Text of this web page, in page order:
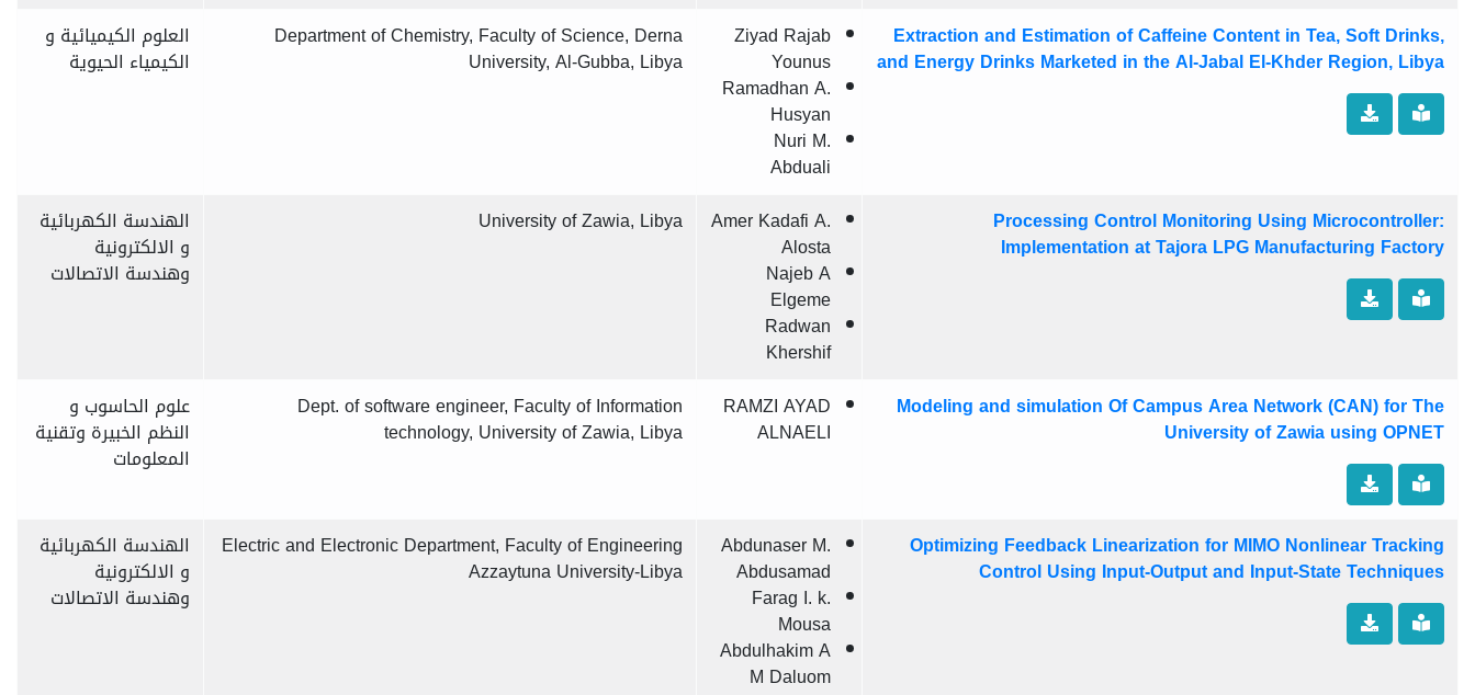
Extraction and Estimation of Caffeine Content in Tea, Soft Drinks,
and Energy Drinks Marketed in the Al-Jabal El-Khder Region, Libya
Ziyad Rajab
Younus
Ramadhan A.
Husyan
Nuri M.
Abduali
Department of Chemistry, Faculty of Science, Derna
University, Al-Gubba, Libya
العلوم الكيميائية و
الكيمياء الحيوية
Processing Control Monitoring Using Microcontroller:
Implementation at Tajora LPG Manufacturing Factory
Amer Kadafi A.
Alosta
Najeb A
Elgeme
Radwan
Khershif
University of Zawia, Libya الهندسة الكهربائية
و الالكترونية
وهندسة الاتصالات
Modeling and simulation Of Campus Area Network (CAN) for The
University of Zawia using OPNET
RAMZI AYAD
ALNAELI
Dept. of software engineer, Faculty of Information
technology, University of Zawia, Libya
علوم الحاسوب و
النظم الخبيرة وتقنية
المعلومات
Optimizing Feedback Linearization for MIMO Nonlinear Tracking
Control Using Input-Output and Input-State Techniques
Abdunaser M.
Abdusamad
Farag I. k.
Mousa
Abdulhakim A
M Daluom
Electric and Electronic Department, Faculty of Engineering
Azzaytuna University-Libya
الهندسة الكهربائية
و الالكترونية
وهندسة الاتصالات